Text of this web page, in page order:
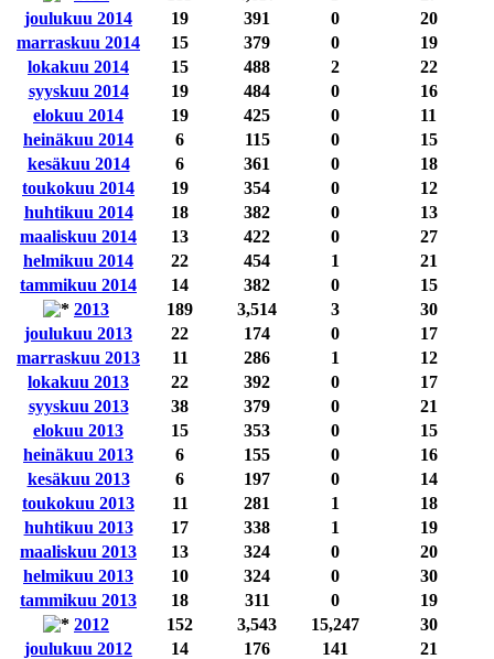
joulukuu 2014
19 391 0
20
marraskuu 2014
15 379 0
19
lokakuu 2014
15 488 2
22
syyskuu 2014
19 484 0
16
elokuu 2014
19 425 0
11
heinäkuu 2014
6 115 0
15
kesäkuu 2014
6 361 0
18
toukokuu 2014
19 354 0
12
huhtikuu 2014
18 382 0
13
maaliskuu 2014
13 422 0
27
helmikuu 2014
22 454 1
21
tammikuu 2014
14 382 0
15
2013
189 3,514 3
30
joulukuu 2013
22 174 0
17
marraskuu 2013
11 286 1
12
lokakuu 2013
22 392 0
17
syyskuu 2013
38 379 0
21
elokuu 2013
15 353 0
15
heinäkuu 2013
6 155 0
16
kesäkuu 2013
6 197 0
14
toukokuu 2013
11 281 1
18
huhtikuu 2013
17 338 1
19
maaliskuu 2013
13 324 0
20
helmikuu 2013
10 324 0
30
tammikuu 2013
18 311 0
19
2012
152 3,543 15,247
30
joulukuu 2012
14 176 141
21